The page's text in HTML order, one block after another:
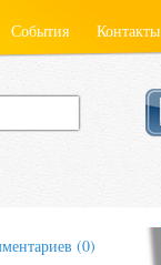
События Контакты
(0)